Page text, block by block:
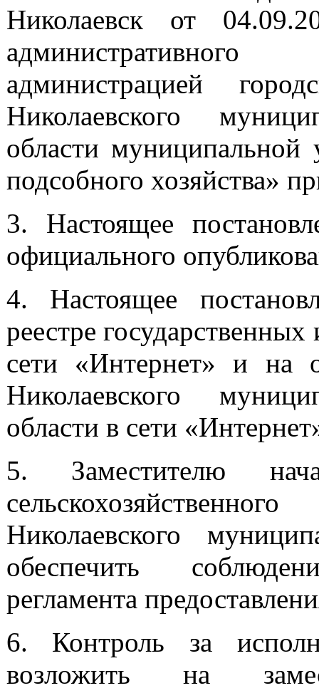
Николаевск от
администрацией
Николаевского
области
подсобного хозяйства»
3. Настоящее
официального
4. Настоящее
реестре
сети «Интернет» и на
Николаевского
области в сети
5. Заместителю
Николаевского
обеспечить
регламента
6. Контроль за
возложить на